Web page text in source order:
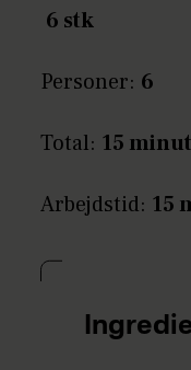
6 stk
Personer: 6
Total: 15
Arbejdstid: 15